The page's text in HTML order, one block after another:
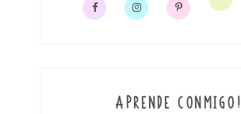
APRENDE CONMIGO!